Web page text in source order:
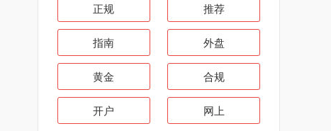
正规 推荐
指南 外盘
黄金 合规
开户 网上